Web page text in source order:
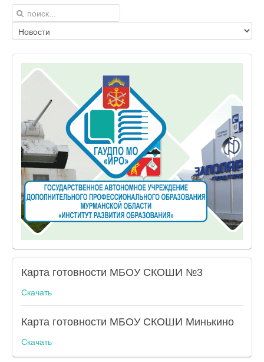
Карта готовности МБОУ СКОШИ №3
Скачать
Карта готовности МБОУ СКОШИ Минькино
Скачать